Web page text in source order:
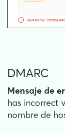
DMARC
Mensaje de
has incorrect
nombre de